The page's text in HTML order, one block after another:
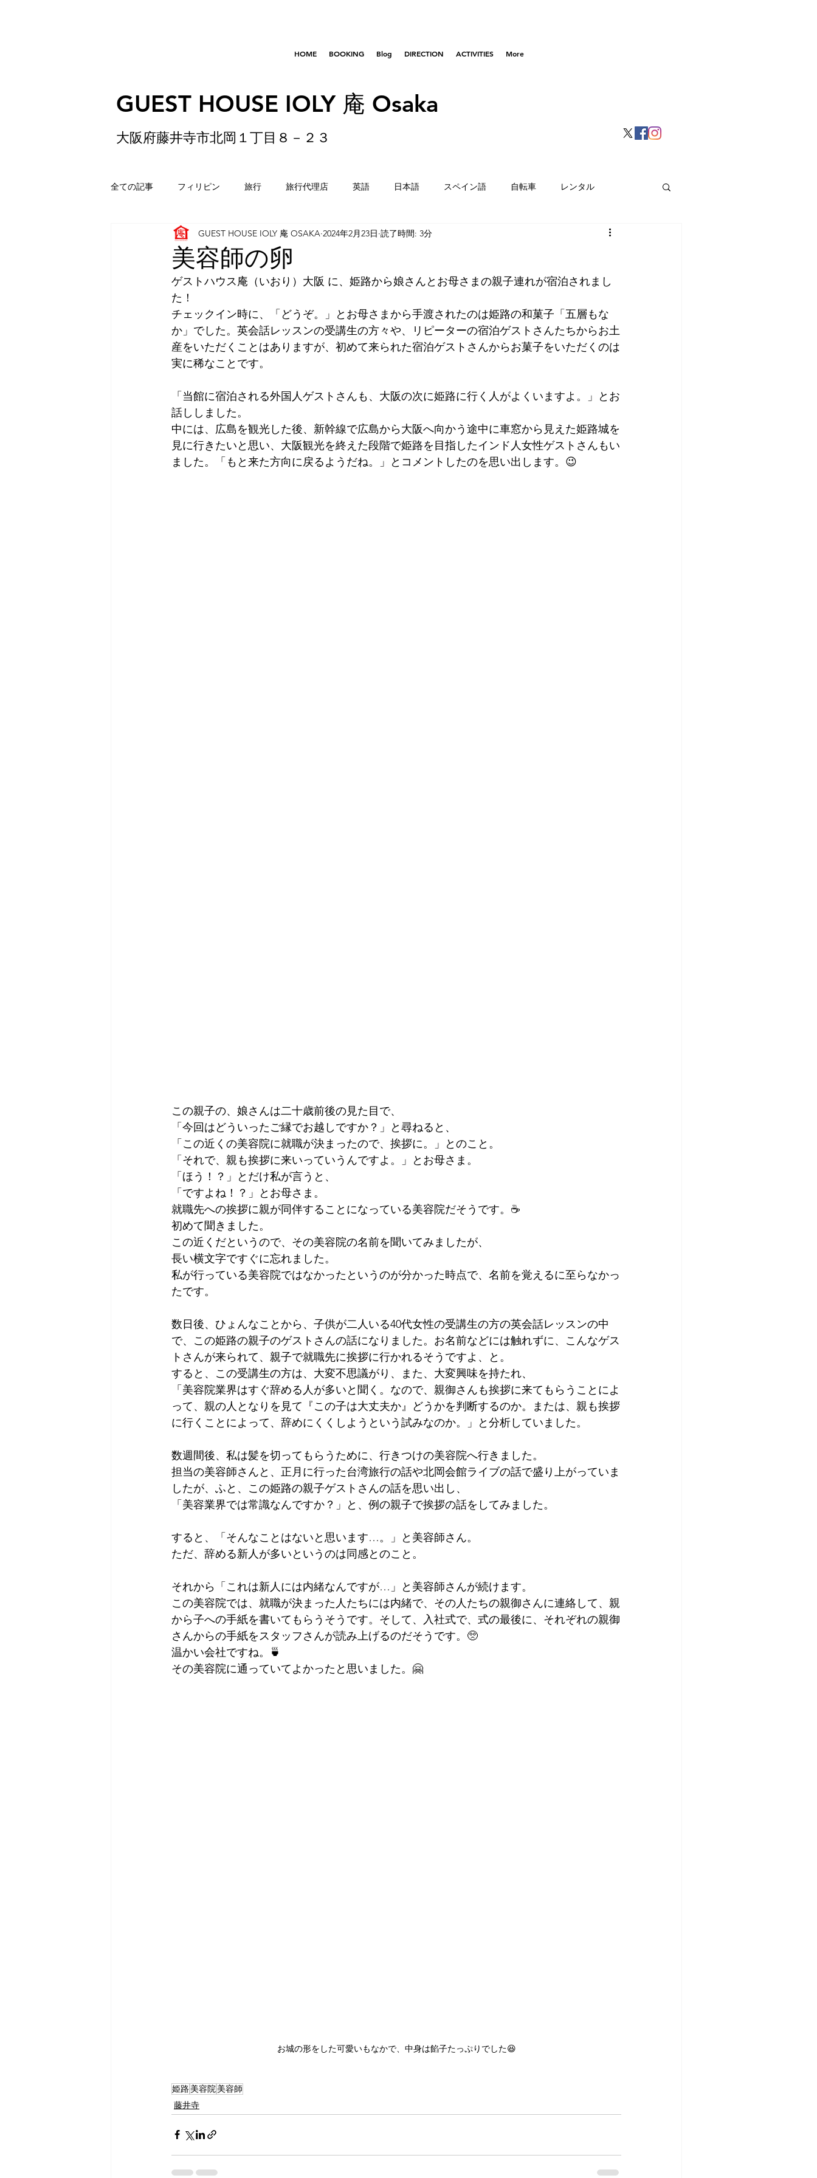
HOME BOOKING Blog DIRECTION ACTIVITIES More
GUEST HOUSE IOLY 庵 Osaka
大阪府藤井寺市北岡１丁目８－２３
全ての記事 フィリピン 旅行 旅行代理店 英語 日本語 スペイン語 自転車 レンタル
ゲストハウス 松原 香港 はびきのコロセアム 東京 Hong Kong
Yokohama 古市古墳群 鼓いちじくソース 恵我ノ荘駅 サンドイッチ アプリコット
apricot university 台湾 西国三十三所 藤井寺
美容師の卵
GUEST HOUSE IOLY 庵 OSAKA 2024年2月23日 読了時間: 3分
ゲストハウス庵（いおり）大阪 に、姫路から娘さんとお母さまの親子連れが宿泊されまし
た！
チェックイン時に、「どうぞ。」とお母さまから手渡されたのは姫路の和菓子「五層もな
か」でした。英会話レッスンの受講生の方々や、リピーターの宿泊ゲストさんたちからお土
産をいただくことはありますが、初めて来られた宿泊ゲストさんからお菓子をいただくのは
実に稀なことです。
「当館に宿泊される外国人ゲストさんも、大阪の次に姫路に行く人がよくいますよ。」とお
話ししました。
中には、広島を観光した後、新幹線で広島から大阪へ向かう途中に車窓から見えた姫路城を
見に行きたいと思い、大阪観光を終えた段階で姫路を目指したインド人女性ゲストさんもい
ました。「もと来た方向に戻るようだね。」とコメントしたのを思い出します。😉
この親子の、娘さんは二十歳前後の見た目で、
「今回はどういったご縁でお越しですか？」と尋ねると、
「この近くの美容院に就職が決まったので、挨拶に。」とのこと。
「それで、親も挨拶に来いっていうんですよ。」とお母さま。
「ほう！？」とだけ私が言うと、
「ですよね！？」とお母さま。
就職先への挨拶に親が同伴することになっている美容院だそうです。☕
初めて聞きました。
この近くだというので、その美容院の名前を聞いてみましたが、
長い横文字ですぐに忘れました。
私が行っている美容院ではなかったというのが分かった時点で、名前を覚えるに至らなかっ
たです。
数日後、ひょんなことから、子供が二人いる40代女性の受講生の方の英会話レッスンの中
で、この姫路の親子のゲストさんの話になりました。お名前などには触れずに、こんなゲス
トさんが来られて、親子で就職先に挨拶に行かれるそうですよ、と。
すると、この受講生の方は、大変不思議がり、また、大変興味を持たれ、
「美容院業界はすぐ辞める人が多いと聞く。なので、親御さんも挨拶に来てもらうことによ
って、親の人となりを見て『この子は大丈夫か』どうかを判断するのか。または、親も挨拶
に行くことによって、辞めにくくしようという試みなのか。」と分析していました。
数週間後、私は髪を切ってもらうために、行きつけの美容院へ行きました。
担当の美容師さんと、正月に行った台湾旅行の話や北岡会館ライブの話で盛り上がっていま
したが、ふと、この姫路の親子ゲストさんの話を思い出し、
「美容業界では常識なんですか？」と、例の親子で挨拶の話をしてみました。
すると、「そんなことはないと思います…。」と美容師さん。
ただ、辞める新人が多いというのは同感とのこと。
それから「これは新人には内緒なんですが…」と美容師さんが続けます。
この美容院では、就職が決まった人たちには内緒で、その人たちの親御さんに連絡して、親
から子への手紙を書いてもらうそうです。そして、入社式で、式の最後に、それぞれの親御
さんからの手紙をスタッフさんが読み上げるのだそうです。🥺
温かい会社ですね。🍵
その美容院に通っていてよかったと思いました。🤗
お城の形をした可愛いもなかで、中身は餡子たっぷりでした😆
姫路 美容院 美容師
藤井寺